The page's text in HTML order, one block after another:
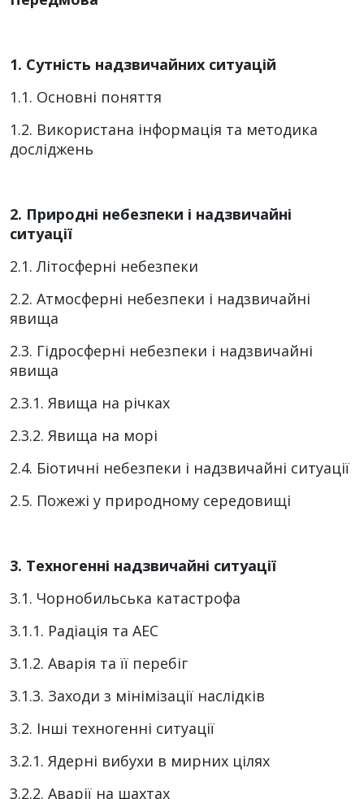
1. Сутність надзвичайних ситуацій
1.1. Основні поняття
1.2. Використана інформація та методика
досліджень
2. Природні небезпеки і надзвичайні
ситуації
2.1. Літосферні небезпеки
2.2. Атмосферні небезпеки і надзвичайні
явища
2.3. Гідросферні небезпеки і надзвичайні
явища
2.3.1. Явища на річках
2.3.2. Явища на морі
2.4. Біотичні небезпеки і надзвичайні ситуації
2.5. Пожежі у природному середовищі
3. Техногенні надзвичайні ситуації
3.1. Чорнобильська катастрофа
3.1.1. Радіація та АЕС
3.1.2. Аварія та її перебіг
3.1.3. Заходи з мінімізації наслідків
3.2. Інші техногенні ситуації
3.2.1. Ядерні вибухи в мирних цілях
3.2.2. Аварії на шахтах